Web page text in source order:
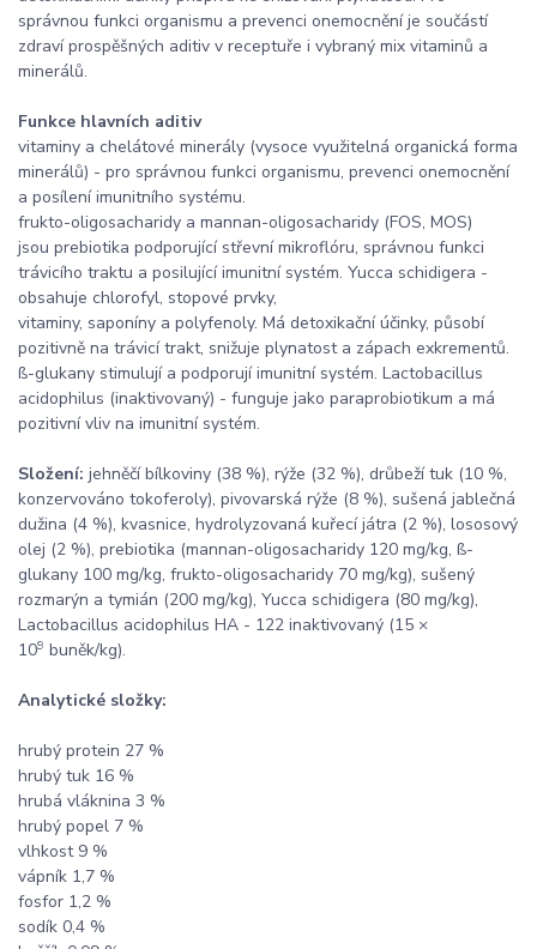
správnou funkci organismu a prevenci onemocnění je součástí
zdraví prospěšných aditiv v receptuře i vybraný mix vitaminů a
minerálů.
Funkce hlavních aditiv
vitaminy a chelátové minerály (vysoce využitelná organická forma
minerálů) - pro správnou funkci organismu, prevenci onemocnění
a posílení imunitního systému.
frukto-oligosacharidy a mannan-oligosacharidy (FOS, MOS)
jsou prebiotika podporující střevní mikroflóru, správnou funkci
trávicího traktu a posilující imunitní systém. Yucca schidigera -
obsahuje chlorofyl, stopové prvky,
vitaminy, saponíny a polyfenoly. Má detoxikační účinky, působí
pozitivně na trávicí trakt, snižuje plynatost a zápach exkrementů.
ß-glukany stimulují a podporují imunitní systém. Lactobacillus
acidophilus (inaktivovaný) - funguje jako paraprobiotikum a má
pozitivní vliv na imunitní systém.
Složení: jehněčí bílkoviny (38 %), rýže (32 %), drůbeží tuk (10 %,
konzervováno tokoferoly), pivovarská rýže (8 %), sušená jablečná
dužina (4 %), kvasnice, hydrolyzovaná kuřecí játra (2 %), lososový
olej (2 %), prebiotika (mannan-oligosacharidy 120 mg/kg, ß-
glukany 100 mg/kg, frukto-oligosacharidy 70 mg/kg), sušený
rozmarýn a tymián (200 mg/kg), Yucca schidigera (80 mg/kg),
Lactobacillus acidophilus HA - 122 inaktivovaný (15 ×
109 buněk/kg).
Analytické složky:
hrubý protein 27 %
hrubý tuk 16 %
hrubá vláknina 3 %
hrubý popel 7 %
vlhkost 9 %
vápník 1,7 %
fosfor 1,2 %
sodík 0,4 %